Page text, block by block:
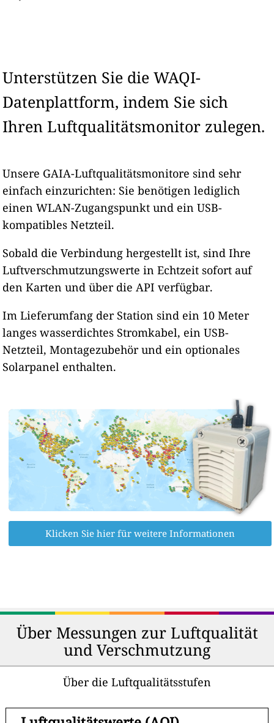
Unterstützen Sie die WAQI-
Datenplattform, indem Sie sich
Ihren Luftqualitätsmonitor zulegen.
Unsere GAIA-Luftqualitätsmonitore sind sehr
einfach einzurichten: Sie benötigen lediglich
einen WLAN-Zugangspunkt und ein USB-
kompatibles Netzteil.
Sobald die Verbindung hergestellt ist, sind Ihre
Luftverschmutzungswerte in Echtzeit sofort auf
den Karten und über die API verfügbar.
Im Lieferumfang der Station sind ein 10 Meter
langes wasserdichtes Stromkabel, ein USB-
Netzteil, Montagezubehör und ein optionales
Solarpanel enthalten.
Klicken Sie hier für weitere Informationen
Über Messungen zur Luftqualität
und Verschmutzung
Über die Luftqualitätsstufen